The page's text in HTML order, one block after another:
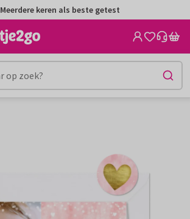
Meerdere keren als beste getest